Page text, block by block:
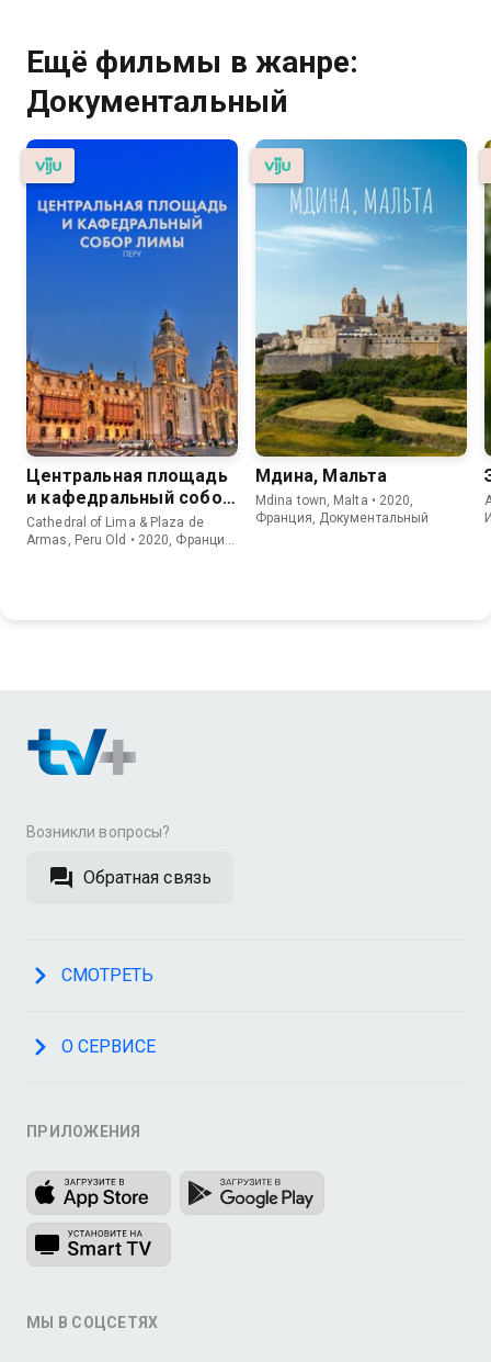
Ещё фильмы в жанре:
Документальный
Центральная площадь
и кафедральный собор
Лимы, Перу
Cathedral of Lima & Plaza de
Armas, Peru Old • 2020, Франция,
Мдина, Мальта
Mdina town, Malta • 2020,
Франция, Документальный
Возникли вопросы?
Обратная связь
СМОТРЕТЬ
О СЕРВИСЕ
ПРИЛОЖЕНИЯ
МЫ В СОЦСЕТЯХ